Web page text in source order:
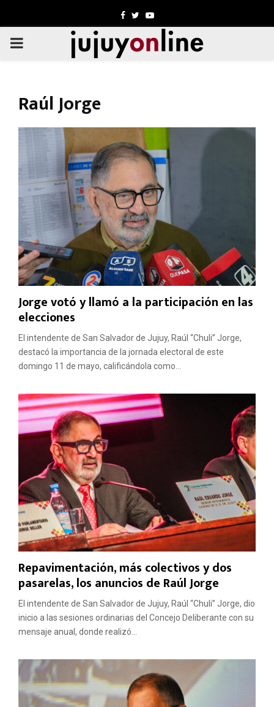
Facebook
TwitterYoutube
PRIMARY
Raúl Jorge
Jorge votó y llamó a la participación en las
elecciones
El intendente de San Salvador de Jujuy, Raúl “Chuli” Jorge,
destacó la importancia de la jornada electoral de este
domingo 11 de mayo, calificándola como...
Repavimentación, más colectivos y dos
pasarelas, los anuncios de Raúl Jorge
El intendente de San Salvador de Jujuy, Raúl “Chuli” Jorge, dio
inicio a las sesiones ordinarias del Concejo Deliberante con su
mensaje anual, donde realizó...